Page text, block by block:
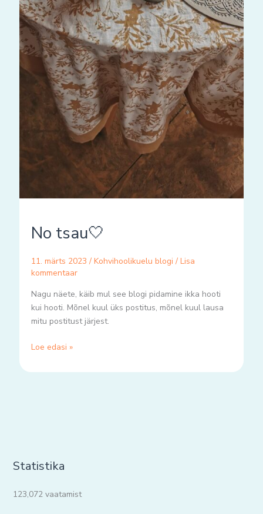
No tsau🤍
11. märts 2023 / Kohvihoolikuelu blogi / Lisa
kommentaar
Nagu näete, käib mul see blogi pidamine ikka hooti
kui hooti. Mõnel kuul üks postitus, mõnel kuul lausa
mitu postitust järjest.
Loe edasi »
Statistika
123,072 vaatamist